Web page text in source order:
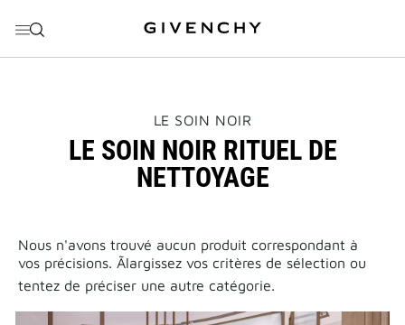
THIS
WILL
OPEN
A
NEW
LE SOIN NOIR
LE SOIN NOIR RITUEL DE
NETTOYAGE
Nous n'avons trouvé aucun produit correspondant à
vos précisions. Ãlargissez vos critères de sélection ou
tentez de préciser une autre catégorie.